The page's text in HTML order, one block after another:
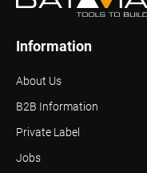
About Us
Information
B2B Information
Jobs
Private Label